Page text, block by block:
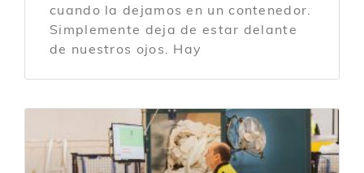
cuando la dejamos en un contenedor.
Simplemente deja de estar delante
de nuestros ojos. Hay